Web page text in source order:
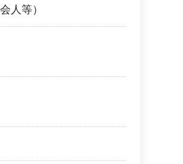
人等）